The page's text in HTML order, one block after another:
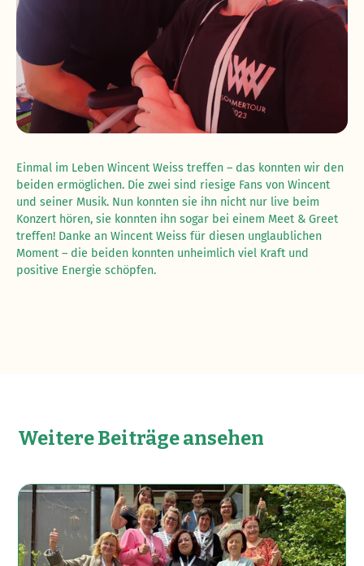
Einmal im Leben Wincent Weiss treffen – das konnten wir den
beiden ermöglichen. Die zwei sind riesige Fans von Wincent
und seiner Musik. Nun konnten sie ihn nicht nur live beim
Konzert hören, sie konnten ihn sogar bei einem Meet & Greet
treffen! Danke an Wincent Weiss für diesen unglaublichen
Moment – die beiden konnten unheimlich viel Kraft und
positive Energie schöpfen.
Weitere Beiträge ansehen